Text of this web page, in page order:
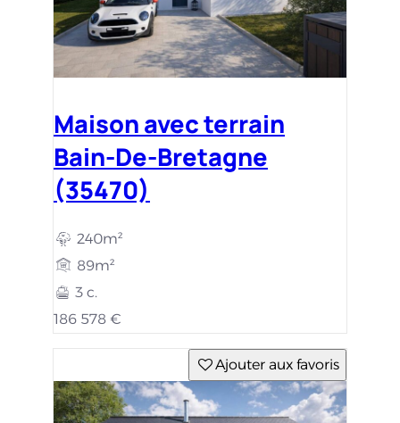
Maison avec terrain
Bain-De-Bretagne
(35470)
240m²
89m²
3 c.
186 578 €
Ajouter aux favoris